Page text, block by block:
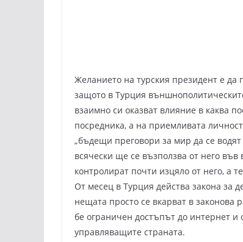
Желанието на турския президент е
защото в Турция
взаимно си оказват влияние в каква
посредника, а на приемливата
„бъдещи преговори за мир да се
всячески ще се възползва от него
контролират почти изцяло от него, а
От месец в Турция действа закона за
нещата просто се вкарват в законова
бе ограничен достъпът до интернет
управляващите страната.